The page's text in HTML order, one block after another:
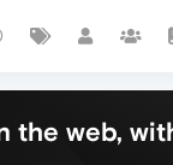
the web,